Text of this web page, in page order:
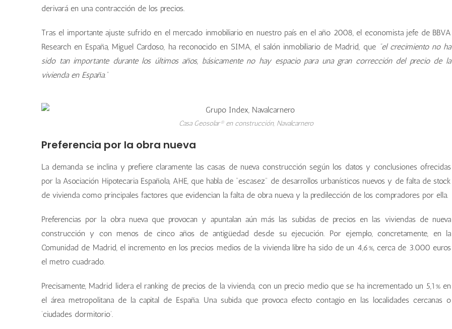
derivará en una contracción de los precios.
Tras el importante ajuste sufrido en el mercado inmobiliario en nuestro país en el año 2008, el economista jefe de BBVA
Research en España, Miguel Cardoso, ha reconocido en SIMA, el salón inmobiliario de Madrid, que “el crecimiento no ha
sido tan importante durante los últimos años, básicamente no hay espacio para una gran corrección del precio de la
vivienda en España.”
Casa Geosolar® en construcción, Navalcarnero
Preferencia por la obra nueva
La demanda se inclina y prefiere claramente las casas de nueva construcción según los datos y conclusiones ofrecidas
por la Asociación Hipotecaria Española, AHE, que habla de “escasez” de desarrollos urbanísticos nuevos y de falta de stock
de vivienda como principales factores que evidencian la falta de obra nueva y la predilección de los compradores por ella.
Preferencias por la obra nueva que provocan y apuntalan aún más las subidas de precios en las viviendas de nueva
construcción y con menos de cinco años de antigüedad desde su ejecución. Por ejemplo, concretamente, en la
Comunidad de Madrid, el incremento en los precios medios de la vivienda libre ha sido de un 4,6%, cerca de 3.000 euros
el metro cuadrado.
Precisamente, Madrid lidera el ranking de precios de la vivienda, con un precio medio que se ha incrementado un 5,1% en
el área metropolitana de la capital de España. Una subida que provoca efecto contagio en las localidades cercanas o
‘ciudades dormitorio’.